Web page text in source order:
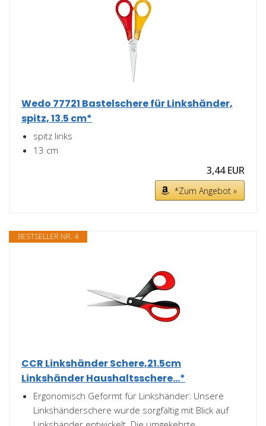
Wedo 77721 Bastelschere für Linkshänder,
spitz, 13.5 cm*
spitz links
13 cm
3,44 EUR
*Zum Angebot »
BESTSELLER NR. 4
CCR Linkshänder Schere,21.5cm
Linkshänder Haushaltsschere...*
Ergonomisch Geformt für Linkshänder: Unsere
Linkshänderschere wurde sorgfältig mit Blick auf